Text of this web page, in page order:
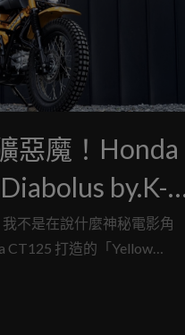
惡魔！Honda
by.K-
不是在說什麼神秘電影角
CT125 打造的「Yellow
精心挑選的改裝零件，讓你